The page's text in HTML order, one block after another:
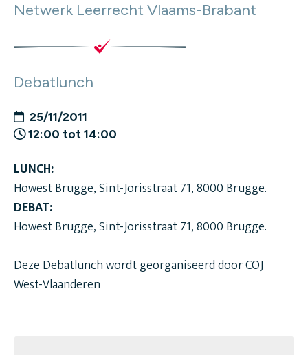
Netwerk Leerrecht Vlaams-Brabant
Debatlunch
25/11/2011
12:00 tot 14:00
LUNCH:
Howest Brugge, Sint-Jorisstraat 71, 8000 Brugge.
DEBAT:
Howest Brugge, Sint-Jorisstraat 71, 8000 Brugge.
Deze Debatlunch wordt georganiseerd door COJ
West-Vlaanderen